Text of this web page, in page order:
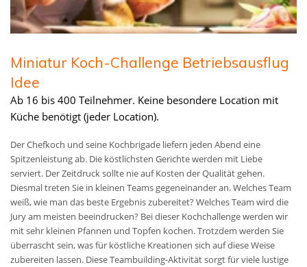
Miniatur Koch-Challenge Betriebsausflug
Idee
Ab 16 bis 400 Teilnehmer. Keine besondere Location mit
Küche benötigt (jeder Location).
Der Chefkoch und seine Kochbrigade liefern jeden Abend eine
Spitzenleistung ab. Die köstlichsten Gerichte werden mit Liebe
serviert. Der Zeitdruck sollte nie auf Kosten der Qualität gehen.
Diesmal treten Sie in kleinen Teams gegeneinander an. Welches Team
weiß, wie man das beste Ergebnis zubereitet? Welches Team wird die
Jury am meisten beeindrucken? Bei dieser Kochchallenge werden wir
mit sehr kleinen Pfannen und Topfen kochen. Trotzdem werden Sie
überrascht sein, was für köstliche Kreationen sich auf diese Weise
zubereiten lassen. Diese Teambuilding-Aktivität sorgt für viele lustige